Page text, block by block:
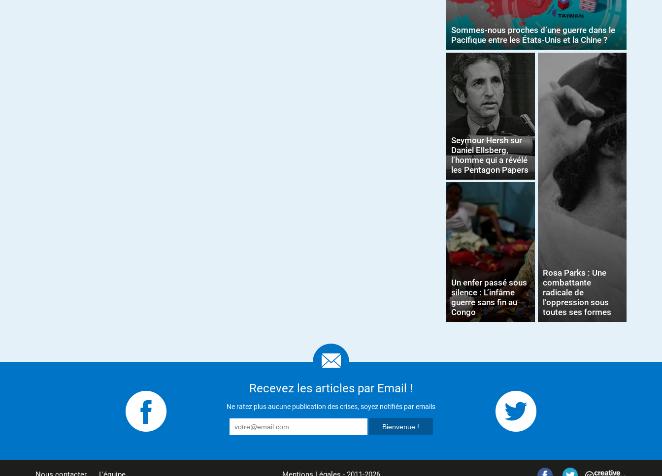
Sommes-nous proches d’une guerre dans le
Pacifique entre les États-Unis et la Chine ?
Seymour Hersh sur
Daniel Ellsberg,
l’homme qui a révélé
les Pentagon Papers
Un enfer passé sous
silence : L’infâme
guerre sans fin au
Congo
Rosa Parks : Une
combattante
radicale de
l’oppression sous
toutes ses formes
Recevez les articles par Email !
Ne ratez plus aucune publication des crises, soyez notifiés par emails